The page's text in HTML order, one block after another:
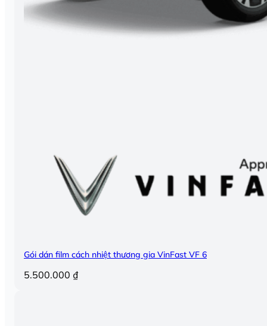
Gói dán film cách nhiệt thương gia VinFast VF 6
5.500.000 ₫